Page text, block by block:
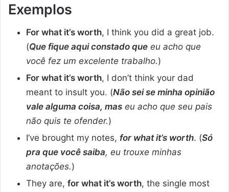
Exemplos
For what it’s worth, I think you did a great job.
(Que fique aqui constado que eu acho que
você fez um excelente trabalho.)
For what it’s worth, I don’t think your dad
meant to insult you. (Não sei se minha opinião
vale alguma coisa, mas eu acho que seu pais
não quis te ofender.)
I’ve brought my notes, for what it’s worth. (Só
pra que você saiba, eu trouxe minhas
anotações.)
They are, for what it’s worth, the single most